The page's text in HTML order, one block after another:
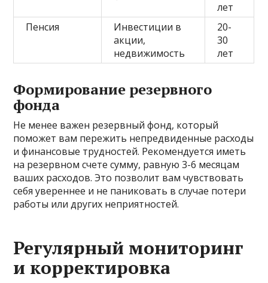
лет
Пенсия
Инвестиции в
акции,
недвижимость
20-
30
лет
Формирование резервного
фонда
Не менее важен резервный фонд, который
поможет вам пережить непредвиденные расходы
и финансовые трудностей. Рекомендуется иметь
на резервном счете сумму, равную 3-6 месяцам
ваших расходов. Это позволит вам чувствовать
себя увереннее и не паниковать в случае потери
работы или других неприятностей.
Регулярный мониторинг
и корректировка